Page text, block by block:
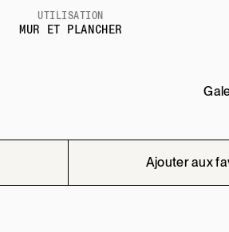
UTILISATION
MUR ET PLANCHER
Ajouter aux